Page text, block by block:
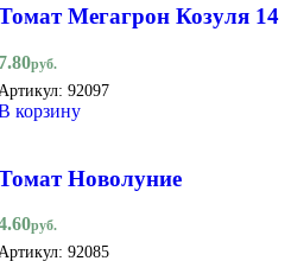
Мегагрон Козуля 14
руб.
92097
корзину
Новолуние
руб.
92085